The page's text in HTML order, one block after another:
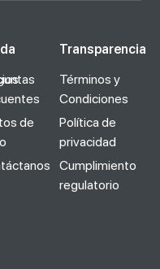
de
Transparencia
Términos y
Condiciones
Política de
privacidad
Cumplimiento
regulatorio